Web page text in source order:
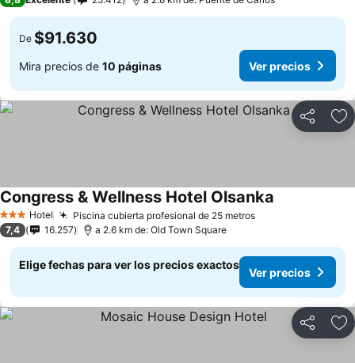
De $91.630
Mira precios de 10 páginas Ver precios
Compartir
3 Estrellas
Hotel Piscina cubierta profesional de 25 metrosVer precios
Congress & Wellness Hotel Olsanka
7,4 16.257 a 2.6 km de: Old Town Square
Elige fechas para ver los precios exactos
Ver precios
Compartir